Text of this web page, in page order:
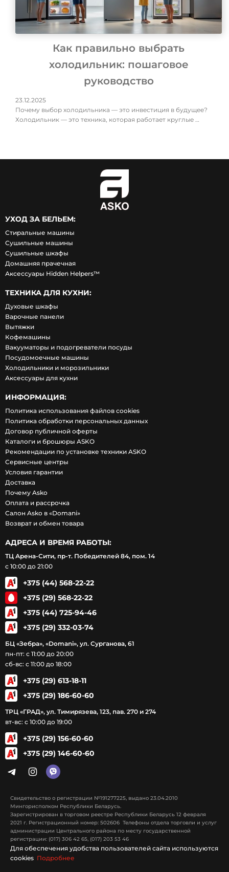
Как правильно выбрать
холодильник: пошаговое
руководство
23.12.2025
Почему выбор холодильника — это инвестиция в будущее?
Холодильник — это техника, которая работает круглые …
УХОД ЗА БЕЛЬЕМ:
Стиральные машины
Сушильные машины
Сушильные шкафы
Домашняя прачечная
Аксессуары Hidden Helpers™
ТЕХНИКА ДЛЯ КУХНИ:
Духовые шкафы
Варочные панели
Вытяжки
Кофемашины
Вакууматоры и подогреватели посуды
Посудомоечные машины
Холодильники и морозильники
Аксессуары для кухни
ИНФОРМАЦИЯ:
Политика использования файлов cookies
Политика обработки персональных данных
Договор публичной оферты
Каталоги и брошюры ASKO
Рекомендации по установке техники ASKO
Сервисные центры
Условия гарантии
Доставка
Почему Asko
Оплата и рассрочка
Салон Asko в «Domani»
Возврат и обмен товара
АДРЕСА И ВРЕМЯ РАБОТЫ:
ТЦ Арена-Сити, пр-т. Победителей 84, пом. 14
с 10:00 до 21:00
+375 (44) 568-22-22
+375 (29) 568-22-22
+375 (44) 725-94-46
+375 (29) 332-03-74
БЦ «Зебра», «Domani», ул. Сурганова, 61
пн-пт: с 11:00 до 20:00
сб-вс: с 11:00 до 18:00
+375 (29) 613-18-11
+375 (29) 186-60-60
ТРЦ «ГРАД», ул. Тимирязева, 123, пав. 270 и 274
вт-вс: с 10:00 до 19:00
+375 (29) 156-60-60
+375 (29) 146-60-60
Свидетельство о регистрации №191277225, выдано 23.04.2010
Мингорисполком Республики Беларусь.
Зарегистрирован в торговом реестре Республики Беларусь 12 февраля
2021 г. Регистрационный номер: 502606 Телефоны отдела торговли и услуг
администрации Центрального района по месту государственной
регистрации: (017) 306 42 65, (017) 203 53 46
Для обеспечения удобства пользователей сайта используются
cookies Подробнее